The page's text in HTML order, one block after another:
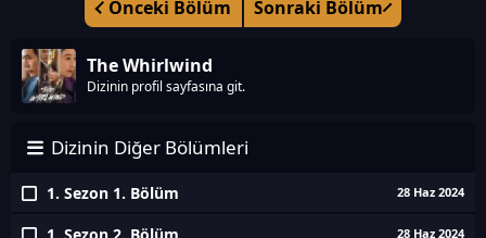
Önceki Bölüm Sonraki Bölüm
The Whirlwind
Dizinin profil sayfasına git.
Dizinin Diğer Bölümleri
1. Sezon 1. Bölüm 28 Haz 2024
28 Haz 2024